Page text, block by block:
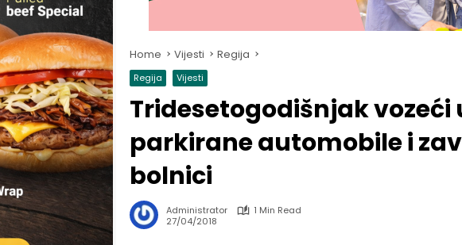
Home Vijesti Regija
Regija Vijesti
Tridesetogodišnjak vozeći
parkirane automobile i
bolnici
Administrator
1 Min Read
27/04/2018